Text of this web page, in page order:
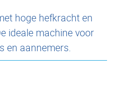
hoge hefkracht en
ideale machine voor
en aannemers.